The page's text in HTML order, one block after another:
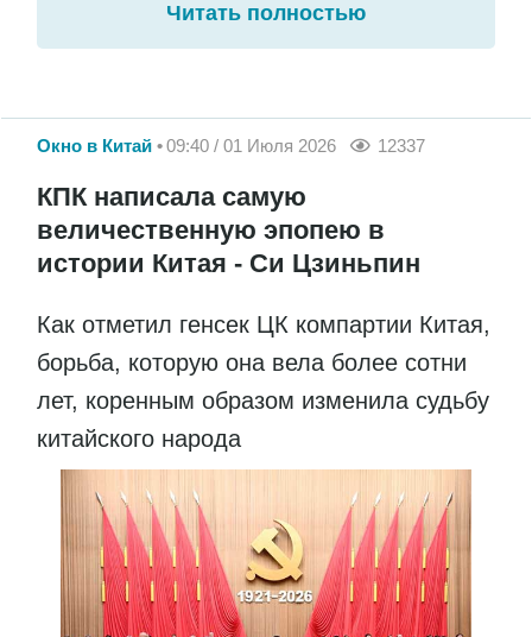
Читать полностью
Окно в Китай 09:40 / 01 Июля 2026 12337
КПК написала самую
величественную эпопею в
истории Китая - Си Цзиньпин
Как отметил генсек ЦК компартии Китая,
борьба, которую она вела более сотни
лет, коренным образом изменила судьбу
китайского народа